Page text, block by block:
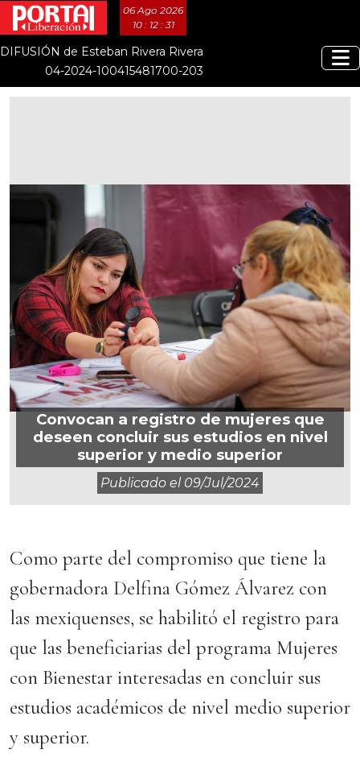
06 Ago 2026
10 : 12 : 31
DIFUSIÓN de Esteban Rivera Rivera
04-2024-100415481700-203
Convocan a registro de mujeres que
deseen concluir sus estudios en nivel
superior y medio superior
Publicado el 09/jul/2024
Como parte del compromiso que tiene la
gobernadora Delfina Gómez Álvarez con
las mexiquenses, se habilitó el registro para
que las beneficiarias del programa Mujeres
con Bienestar interesadas en concluir sus
estudios académicos de nivel medio superior
y superior.